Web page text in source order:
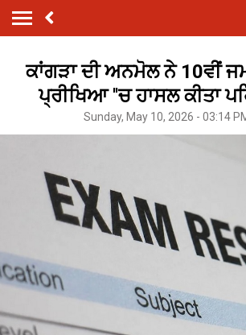
ਕਾਂਗੜਾ ਦੀ ਅਨਮੋਲ ਨੇ 10ਵੀਂ
ਪ੍ਰੀਖਿਆ ''ਚ ਹਾਸਲ ਕੀਤਾ
Sunday, May 10, 2026 - 03:14